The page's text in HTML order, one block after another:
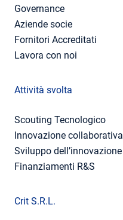
Governance
Aziende socie
Fornitori Accreditati
Lavora con noi
Attività svolta
Scouting Tecnologico
Innovazione collaborativa
Sviluppo dell’innovazione
Finanziamenti R&S
Crit S.R.L.